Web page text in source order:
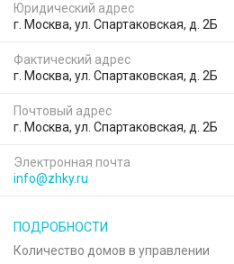
Юридический адрес
г. Москва, ул. Спартаковская, д. 2Б
Фактический адрес
г. Москва, ул. Спартаковская, д. 2Б
Почтовый адрес
г. Москва, ул. Спартаковская, д. 2Б
Электронная почта
info@zhky.ru
ПОДРОБНОСТИ
Количество домов в управлении